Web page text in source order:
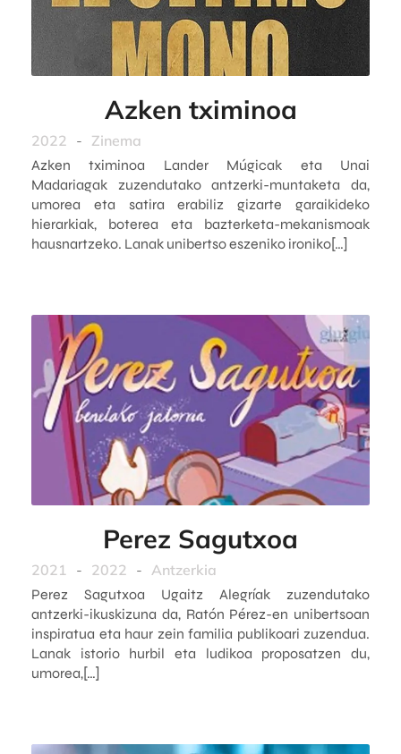
Azken tximinoa
2022 - Zinema
Azken tximinoa Lander Múgicak eta Unai
Madariagak zuzendutako antzerki-muntaketa da,
umorea eta satira erabiliz gizarte garaikideko
hierarkiak, boterea eta bazterketa-mekanismoak
hausnartzeko. Lanak unibertso eszeniko ironiko[…]
Perez Sagutxoa
2021 - 2022 - Antzerkia
Perez Sagutxoa Ugaitz Alegríak zuzendutako
antzerki-ikuskizuna da, Ratón Pérez-en unibertsoan
inspiratua eta haur zein familia publikoari zuzendua.
Lanak istorio hurbil eta ludikoa proposatzen du,
umorea,[…]